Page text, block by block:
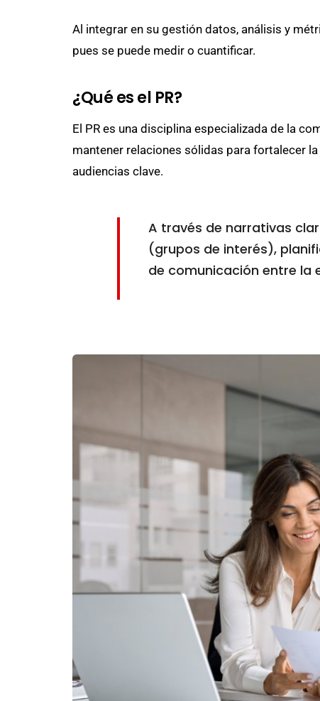
Al integrar en su gestión datos, análisis y
pues se puede medir o cuantificar.
¿Qué es el PR?
El PR es una disciplina especializada de la
mantener relaciones sólidas para fortalecer
audiencias clave.
A través de narrativas
(grupos de interés),
de comunicación entre la